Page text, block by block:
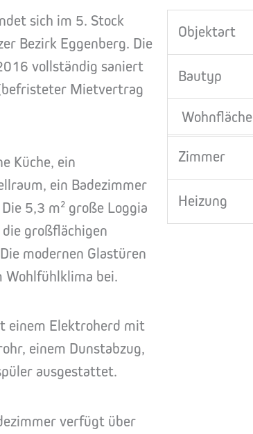
sich im 5. Stock
Bezirk Eggenberg. Die
vollständig saniert
Mietvertrag
Küche, ein
ein Badezimmer
5,3 m² große Loggia
großflächigen
modernen Glastüren
Wohlfühlklima bei.
einem Elektroherd mit
einem Dunstabzug,
ausgestattet.
verfügt über
Objektart
Bautyp
Wohnfläche
Zimmer
Heizung